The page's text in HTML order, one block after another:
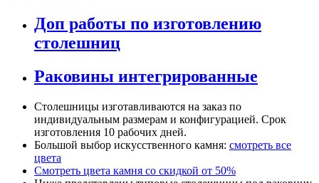
Доп работы по изготовлению
столешниц
Раковины интегрированные
Столешницы изготавливаются на заказ по
индивидуальным размерам и конфигурацией. Срок
изготовления 10 рабочих дней.
Большой выбор искусственного камня: cмотреть все
цвета
Смотреть цвета камня со скидкой от 50%